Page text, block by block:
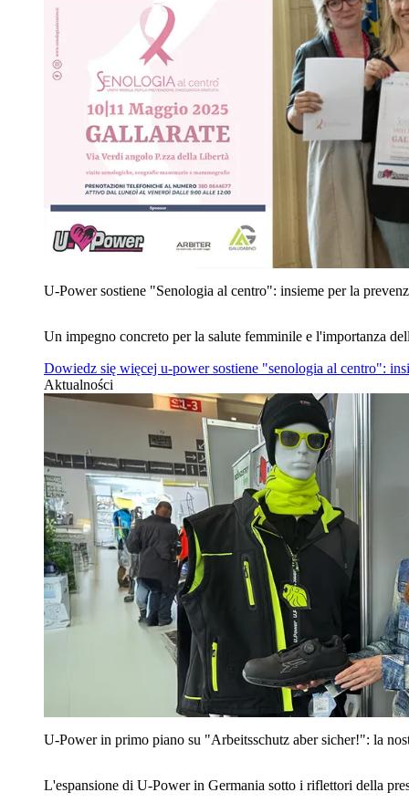
U‑Power sostiene "Senologia al centro": insieme per la
Un impegno concreto per la salute femminile e l'importanza
Dowiedz się więcej u‑power sostiene "senologia al centro":
Aktualności
U‑Power in primo piano su "Arbeitsschutz aber sicher!": la
L'espansione di U‑Power in Germania sotto i riflettori della